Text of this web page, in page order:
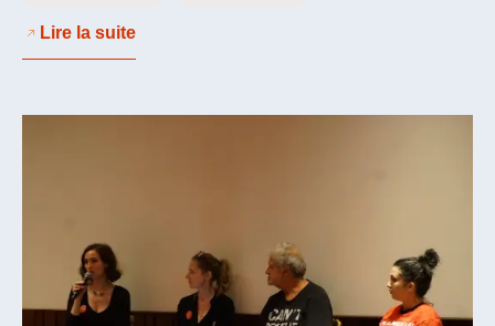
Lire la suite